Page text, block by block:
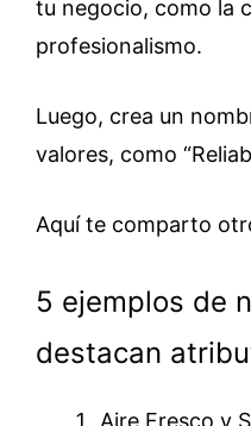
tu negocio, como la
profesionalismo.
Luego, crea un
valores, como
Aquí te comparto
5 ejemplos de
destacan
Aire Fresco y